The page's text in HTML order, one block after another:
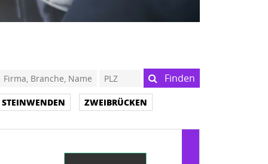
Finden
STEINWENDEN ZWEIBRÜCKEN